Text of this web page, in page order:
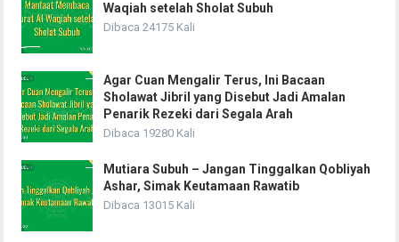
Waqiah setelah Sholat Subuh
Dibaca 24175 Kali
Agar Cuan Mengalir Terus, Ini Bacaan
Sholawat Jibril yang Disebut Jadi Amalan
Penarik Rezeki dari Segala Arah
Dibaca 19280 Kali
Mutiara Subuh – Jangan Tinggalkan Qobliyah
Ashar, Simak Keutamaan Rawatib
Dibaca 13015 Kali